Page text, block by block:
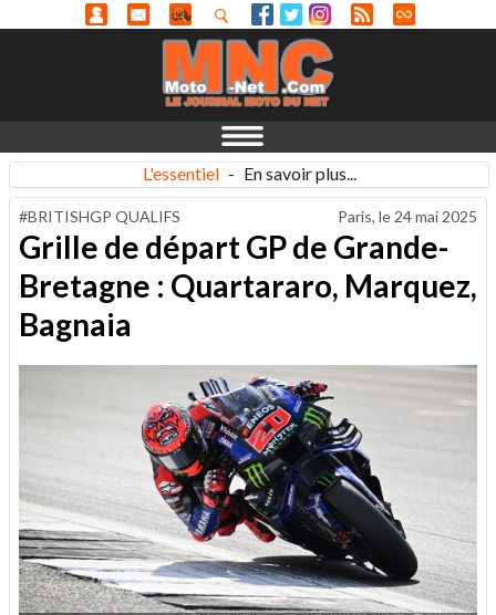
L'essentiel - En savoir plus...
#BRITISHGP QUALIFS Paris, le 24 mai 2025
Grille de départ GP de Grande-
Bretagne : Quartararo, Marquez,
Bagnaia